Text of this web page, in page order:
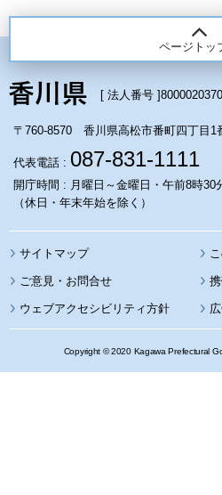
ページトッ
[ 法人番号 ]
〒760-8570 香川県高松市番町四丁目1
代表電話 : 087-831-1111
開庁時間 : 月曜日～金曜日・午前8時30
（休日・年末年始を除く）
サイトマップ
ウェブアクセシビリティ方針
Copyright © 2020 Kagawa Prefectural